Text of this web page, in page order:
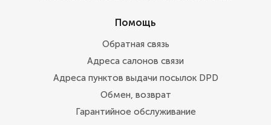
Помощь
Обратная связь
Адреса салонов связи
Адреса пунктов выдачи посылок DPD
Обмен, возврат
Гарантийное обслуживание